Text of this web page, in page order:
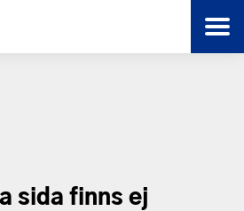
sida finns ej